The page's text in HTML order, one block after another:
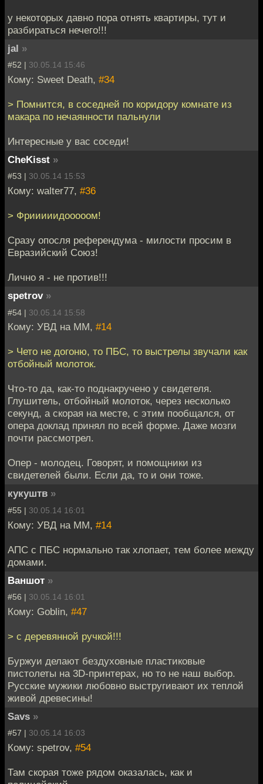
у некоторых давно пора отнять квартиры, тут и
разбираться нечего!!!
jal »
#52 | 30.05.14 15:46
Кому: Sweet Death, #34
> Помнится, в соседней по коридору комнате из
макара по нечаянности пальнули
Интересные у вас соседи!
CheKisst »
#53 | 30.05.14 15:53
Кому: walter77, #36
> Фрииииидооооом!
Сразу опосля референдума - милости просим в
Евразийский Союз!
Лично я - не против!!!
spetrov »
#54 | 30.05.14 15:58
Кому: УВД на ММ, #14
> Чето не догоню, то ПБС, то выстрелы звучали как
отбойный молоток.
Что-то да, как-то поднакручено у свидетеля.
Глушитель, отбойный молоток, через несколько
секунд, а скорая на месте, с этим пообщался, от
опера доклад принял по всей форме. Даже мозги
почти рассмотрел.
Опер - молодец. Говорят, и помощники из
свидетелей были. Если да, то и они тоже.
кукуштв »
#55 | 30.05.14 16:01
Кому: УВД на ММ, #14
АПС с ПБС нормально так хлопает, тем более между
домами.
Ваншот »
#56 | 30.05.14 16:01
Кому: Goblin, #47
> с деревянной ручкой!!!
Буржуи делают бездуховные пластиковые
пистолеты на 3D-принтерах, но то не наш выбор.
Русские мужики любовно выстругивают их теплой
живой древесины!
Savs »
#57 | 30.05.14 16:03
Кому: spetrov, #54
Там скорая тоже рядом оказалась, как и